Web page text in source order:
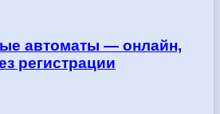
автоматы — онлайн,
регистрации